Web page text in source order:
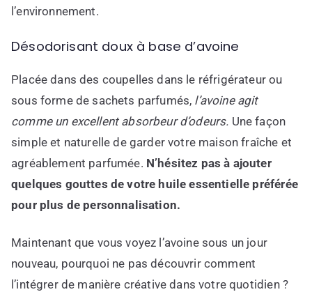
l’environnement.
Désodorisant doux à base d’avoine
Placée dans des coupelles dans le réfrigérateur ou
sous forme de sachets parfumés, l’avoine agit
comme un excellent absorbeur d’odeurs. Une façon
simple et naturelle de garder votre maison fraîche et
agréablement parfumée. N’hésitez pas à ajouter
quelques gouttes de votre huile essentielle préférée
pour plus de personnalisation.
Maintenant que vous voyez l’avoine sous un jour
nouveau, pourquoi ne pas découvrir comment
l’intégrer de manière créative dans votre quotidien ?